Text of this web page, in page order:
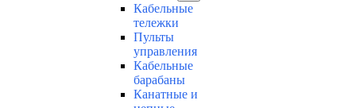
Кабельные
тележки
Пульты
управления
Кабельные
барабаны
Канатные и